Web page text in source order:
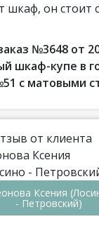
шкаф, он стоит
№3648 от
шкаф-купе в
с матовыми
Ксения
- Петровский)